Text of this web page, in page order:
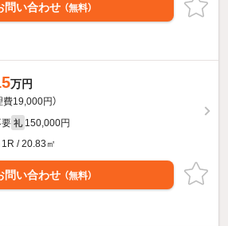
問い合わせ （無料）
万円
費19,000円）
要 礼 150,000円
/ 20.83㎡
問い合わせ （無料）